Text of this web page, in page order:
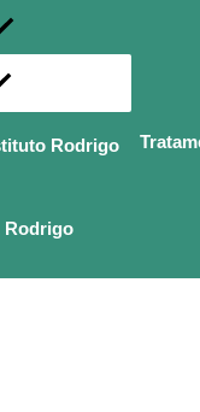
Rodrigo
Rodrigo